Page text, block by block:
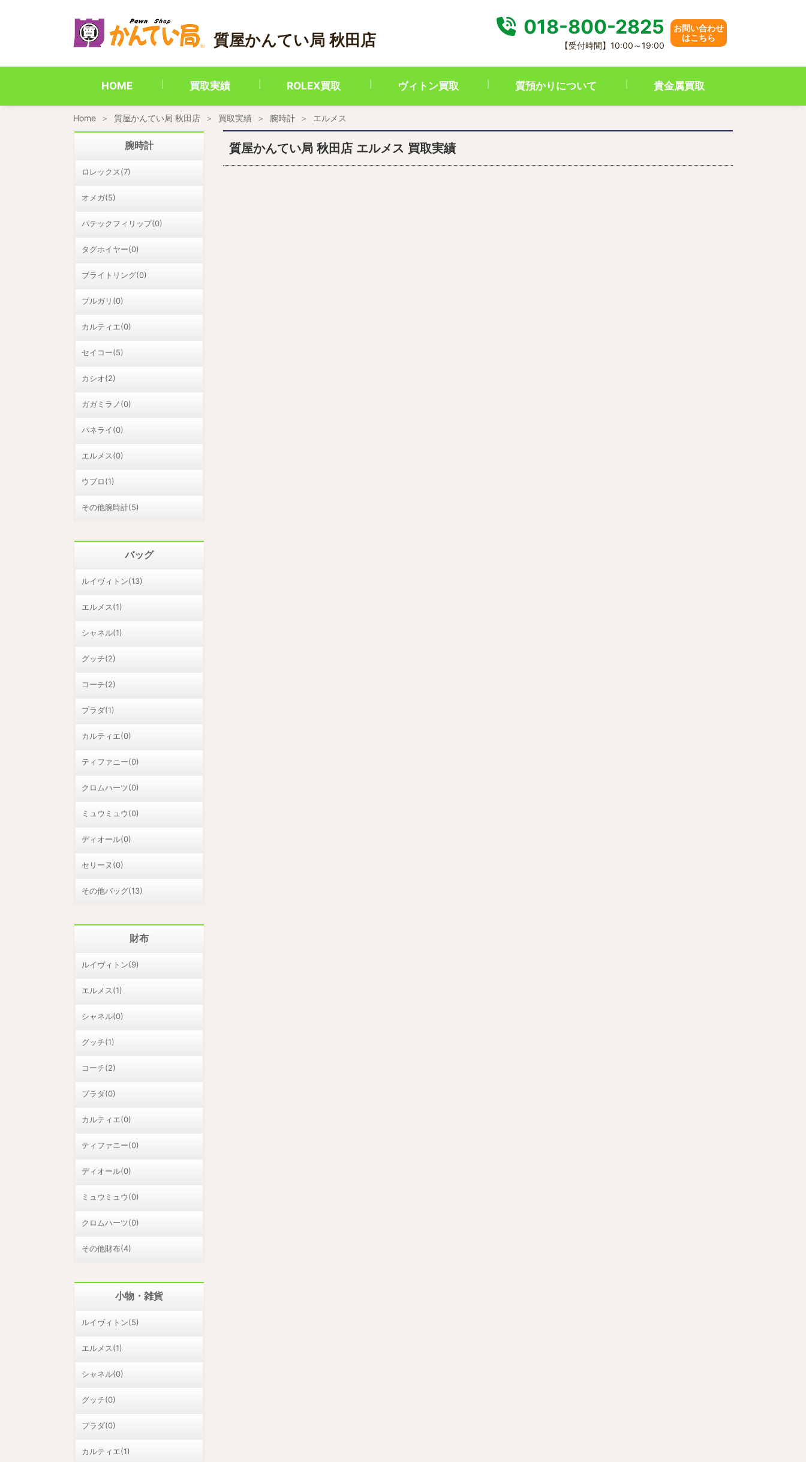
質屋かんてい局 秋田店
018-800-2825
【受付時間】10:00～19:00
お問い合わせ
はこちら
HOME 買取実績 ROLEX買取 ヴィトン買取 質預かりについて 貴金属買取
Home 質屋かんてい局 秋田店 買取実績 腕時計 エルメス
質屋かんてい局 秋田店 エルメス 買取実績
腕時計
ロレックス(7)
オメガ(5)
パテックフィリップ(0)
タグホイヤー(0)
ブライトリング(0)
ブルガリ(0)
カルティエ(0)
セイコー(5)
カシオ(2)
ガガミラノ(0)
パネライ(0)
エルメス(0)
ウブロ(1)
その他腕時計(5)
バッグ
ルイヴィトン(13)
エルメス(1)
シャネル(1)
グッチ(2)
コーチ(2)
プラダ(1)
カルティエ(0)
ティファニー(0)
クロムハーツ(0)
ミュウミュウ(0)
ディオール(0)
セリーヌ(0)
その他バッグ(13)
財布
ルイヴィトン(9)
エルメス(1)
シャネル(0)
グッチ(1)
コーチ(2)
プラダ(0)
カルティエ(0)
ティファニー(0)
ディオール(0)
ミュウミュウ(0)
クロムハーツ(0)
その他財布(4)
小物・雑貨
ルイヴィトン(5)
エルメス(1)
シャネル(0)
グッチ(0)
プラダ(0)
カルティエ(1)